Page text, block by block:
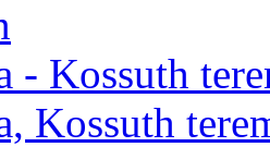
- Kossuth
Kossuth